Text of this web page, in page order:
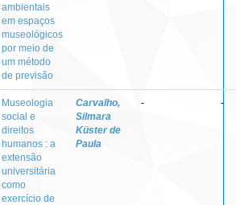
ambientais
em espaços
museológicos
por meio de
um método
de previsão
Museologia
social e
direitos
humanos : a
extensão
universitária
como
exercício de
Carvalho,
Silmara
Küster de
Paula
- -